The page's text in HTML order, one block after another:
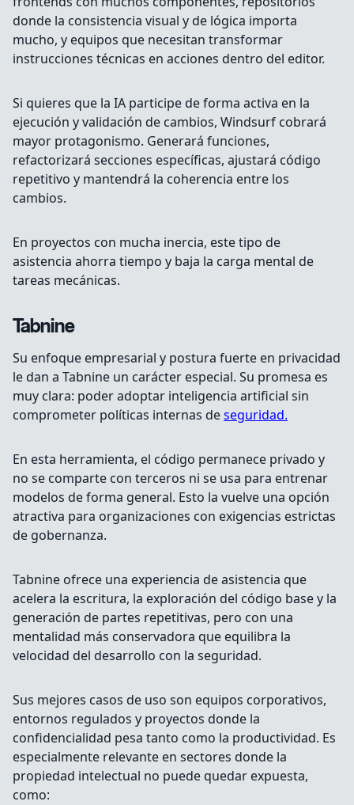
donde la consistencia visual y de lógica importa
mucho, y equipos que necesitan transformar
instrucciones técnicas en acciones dentro del editor.
Si quieres que la IA participe de forma activa en la
ejecución y validación de cambios, Windsurf cobrará
mayor protagonismo. Generará funciones,
refactorizará secciones específicas, ajustará código
repetitivo y mantendrá la coherencia entre los
cambios.
En proyectos con mucha inercia, este tipo de
asistencia ahorra tiempo y baja la carga mental de
tareas mecánicas.
Tabnine
Su enfoque empresarial y postura fuerte en privacidad
le dan a Tabnine un carácter especial. Su promesa es
muy clara: poder adoptar inteligencia artificial sin
comprometer políticas internas deseguridad.
En esta herramienta, el código permanece privado y
no se comparte con terceros ni se usa para entrenar
modelos de forma general. Esto la vuelve una opción
atractiva para organizaciones con exigencias estrictas
de gobernanza.
Tabnine ofrece una experiencia de asistencia que
acelera la escritura, la exploración del código base y la
generación de partes repetitivas, pero con una
mentalidad más conservadora que equilibra la
velocidad del desarrollo con la seguridad.
Sus mejores casos de uso son equipos corporativos,
entornos regulados y proyectos donde la
confidencialidad pesa tanto como la productividad. Es
especialmente relevante en sectores donde la
propiedad intelectual no puede quedar expuesta,
como: